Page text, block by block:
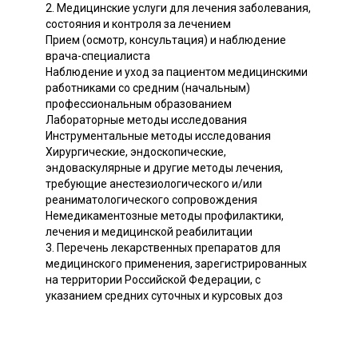
2. Медицинские услуги для лечения заболевания,
состояния и контроля за лечением
Прием (осмотр, консультация) и наблюдение
врача-специалиста
Наблюдение и уход за пациентом медицинскими
работниками со средним (начальным)
профессиональным образованием
Лабораторные методы исследования
Инструментальные методы исследования
Хирургические, эндоскопические,
эндоваскулярные и другие методы лечения,
требующие анестезиологического и/или
реаниматологического сопровождения
Немедикаментозные методы профилактики,
лечения и медицинской реабилитации
3. Перечень лекарственных препаратов для
медицинского применения, зарегистрированных
на территории Российской Федерации, с
указанием средних суточных и курсовых доз